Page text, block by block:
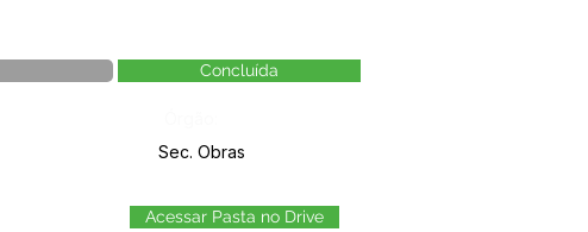
Concluída
Sec. Obras
Acessar Pasta no Drive